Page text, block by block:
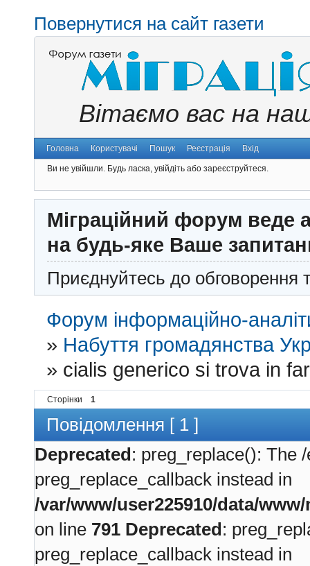
Повернутися на сайт газети
Вітаємо вас на
Головна Користувачі Пошук Реєстрація Вхід
Ви не увійшли. Будь ласка, увійдіть або зареєструйтеся.
Міграційний форум веде
на будь-яке Ваше
Приєднуйтесь до обговорення
Форум інформаційно-
» Набуття громадянства
» cialis generico si trova in
Сторінки 1
Повідомлення [ 1 ]
Deprecated: preg_replace(): The
preg_replace_callback instead in
/var/www/user225910/data/
on line 791 Deprecated:
preg_replace_callback instead in